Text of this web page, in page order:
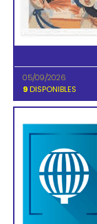
05/09/2026
9 DISPONIBLES